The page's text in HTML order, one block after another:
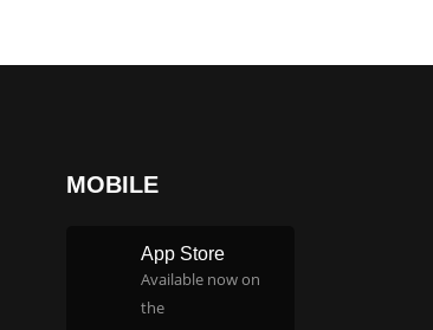
MOBILE
App Store
Available now on
the